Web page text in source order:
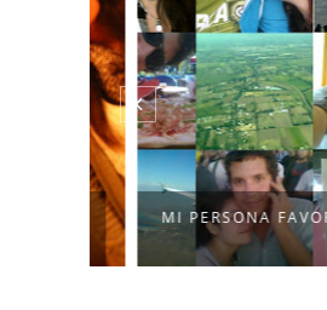
MI PERSONA FAVORITA